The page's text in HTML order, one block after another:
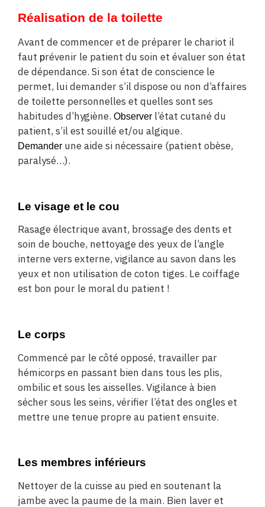
Réalisation de la toilette
Avant de commencer et de préparer le chariot il
faut prévenir le patient du soin et évaluer son état
de dépendance. Si son état de conscience le
permet, lui demander s’il dispose ou non d’affaires
de toilette personnelles et quelles sont ses
habitudes d’hygiène. Observer l’état cutané du
patient, s’il est souillé et/ou algique.
Demander une aide si nécessaire (patient obèse,
paralysé…).
Le visage et le cou
Rasage électrique avant, brossage des dents et
soin de bouche, nettoyage des yeux de l’angle
interne vers externe, vigilance au savon dans les
yeux et non utilisation de coton tiges. Le coiffage
est bon pour le moral du patient !
Le corps
Commencé par le côté opposé, travailler par
hémicorps en passant bien dans tous les plis,
ombilic et sous les aisselles. Vigilance à bien
sécher sous les seins, vérifier l’état des ongles et
mettre une tenue propre au patient ensuite.
Les membres inférieurs
Nettoyer de la cuisse au pied en soutenant la
jambe avec la paume de la main. Bien laver et